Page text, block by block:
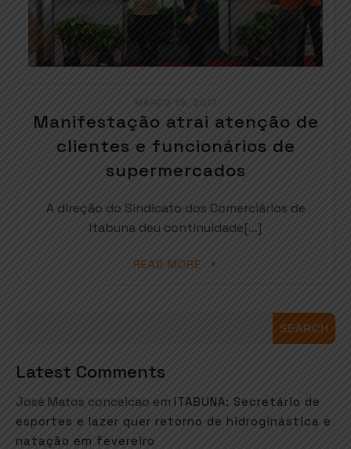
MARÇO 19, 2017
Manifestação atrai atenção de
clientes e funcionários de
supermercados
A direção do Sindicato dos Comerciários de
Itabuna deu continuidade[…]
READ MORE
SEARCH
Latest Comments
José Matos conceicao em ITABUNA: Secretário de
esportes e lazer quer retorno de hidroginástica e
natação em fevereiro